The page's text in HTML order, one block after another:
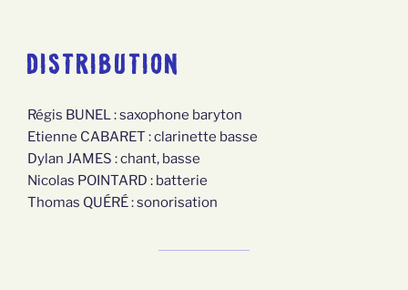
DISTRIBUTION
Régis BUNEL : saxophone baryton
Etienne CABARET : clarinette basse
Dylan JAMES : chant, basse
Nicolas POINTARD : batterie
Thomas QUÉRÉ : sonorisation